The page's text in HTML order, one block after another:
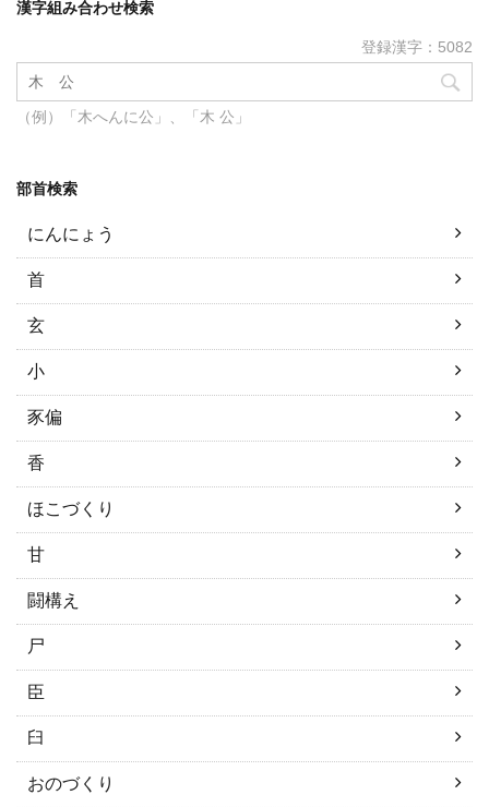
漢字組み合わせ検索
登録漢字：5082
（例）「木へんに公」、「木 公」
部首検索
にんにょう
首
玄
小
豕偏
香
ほこづくり
甘
闘構え
尸
臣
臼
おのづくり